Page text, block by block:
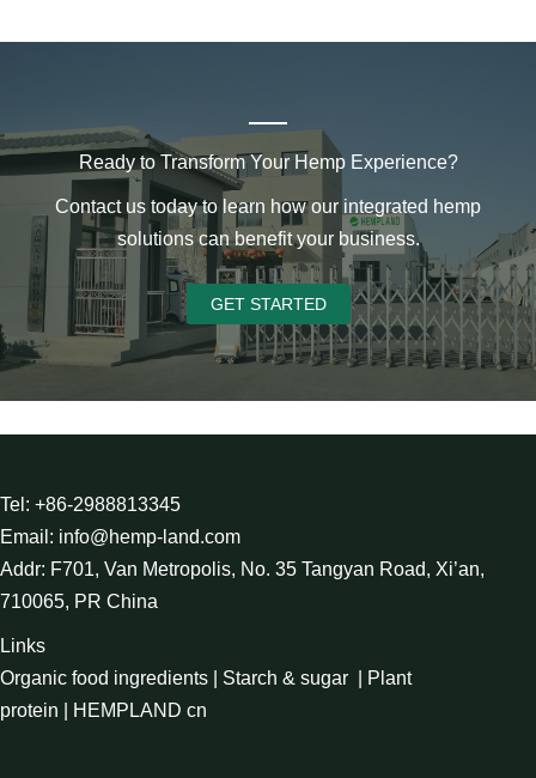
Ready to Transform Your Hemp Experience?
Contact us today to learn how our integrated hemp
solutions can benefit your business.
GET STARTED
Tel: +86-2988813345
Email: info@hemp-land.com
Addr: F701, Van Metropolis, No. 35 Tangyan Road, Xi’an,
710065, PR China
Links
Organic food ingredients
Starch & sugar
Plant
protein
HEMPLAND cn